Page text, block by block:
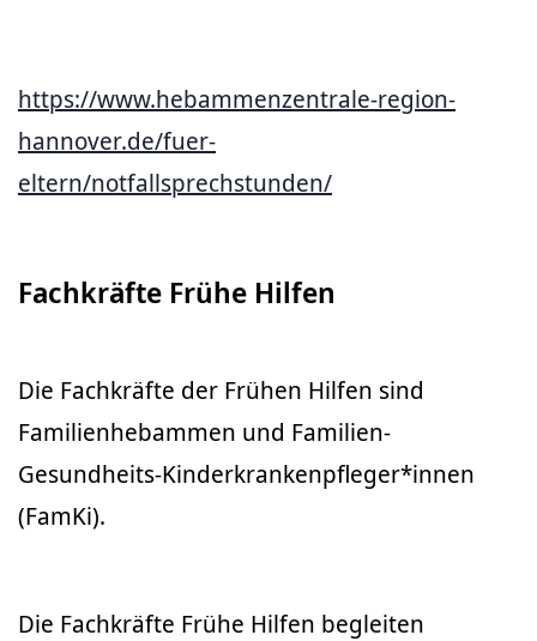
https://www.hebammenzentrale-region-
hannover.de/fuer-
eltern/notfallsprechstunden/
Fachkräfte Frühe Hilfen
Die Fachkräfte der Frühen Hilfen sind
Familienhebammen und Familien-
Gesundheits-Kinderkrankenpfleger*innen
(FamKi).
Die Fachkräfte Frühe Hilfen begleiten